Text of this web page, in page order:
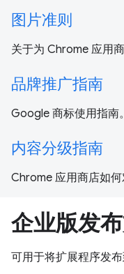
图片准则
关于为 Chrome 应用
品牌推广指南
Google 商标使用指南。
内容分级指南
Chrome 应用商店如何
企业版发
可用于将扩展程序发布